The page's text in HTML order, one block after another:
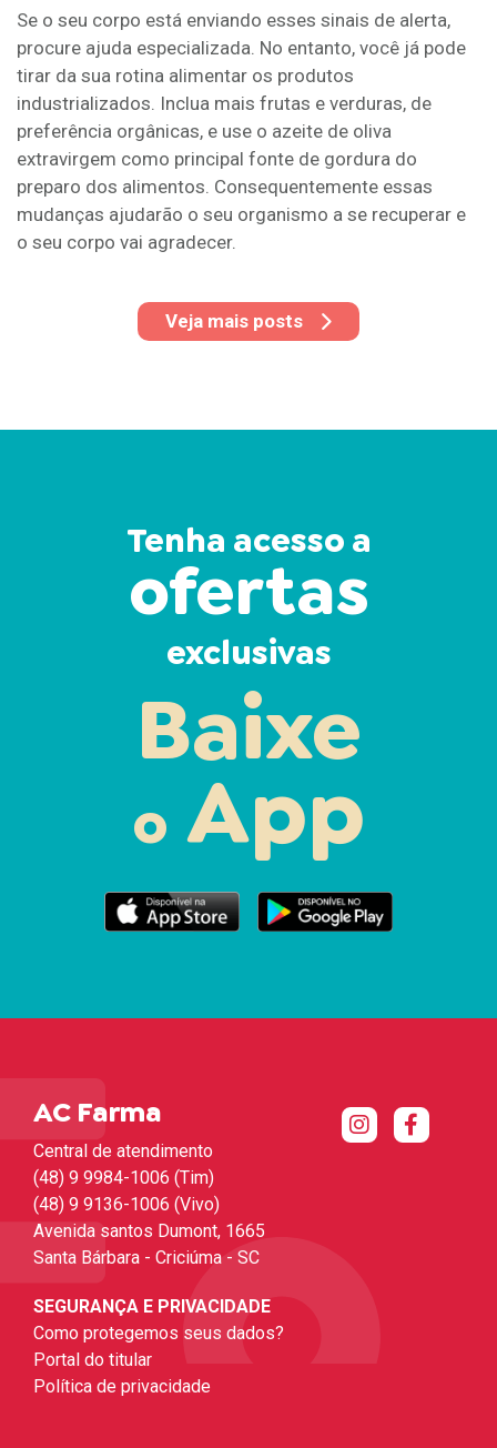
Se o seu corpo está enviando esses sinais de alerta,
procure ajuda especializada. No entanto, você já pode
tirar da sua rotina alimentar os produtos
industrializados. Inclua mais frutas e verduras, de
preferência orgânicas, e use o azeite de oliva
extravirgem como principal fonte de gordura do
preparo dos alimentos. Consequentemente essas
mudanças ajudarão o seu organismo a se recuperar e
o seu corpo vai agradecer.
Veja mais posts
Tenha acesso a
ofertas
exclusivas
Baixe
o App
AC Farma
Central de atendimento
(48) 9 9984-1006 (Tim)
(48) 9 9136-1006 (Vivo)
Avenida santos Dumont, 1665
Santa Bárbara - Criciúma - SC
SEGURANÇA E PRIVACIDADE
Como protegemos seus dados?
Portal do titular
Política de privacidade